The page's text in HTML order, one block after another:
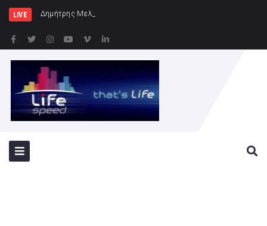
LIVE Δημήτρης Μελίδης: «Ο ΣΥΡΙΖΑ-ΠΣ εί